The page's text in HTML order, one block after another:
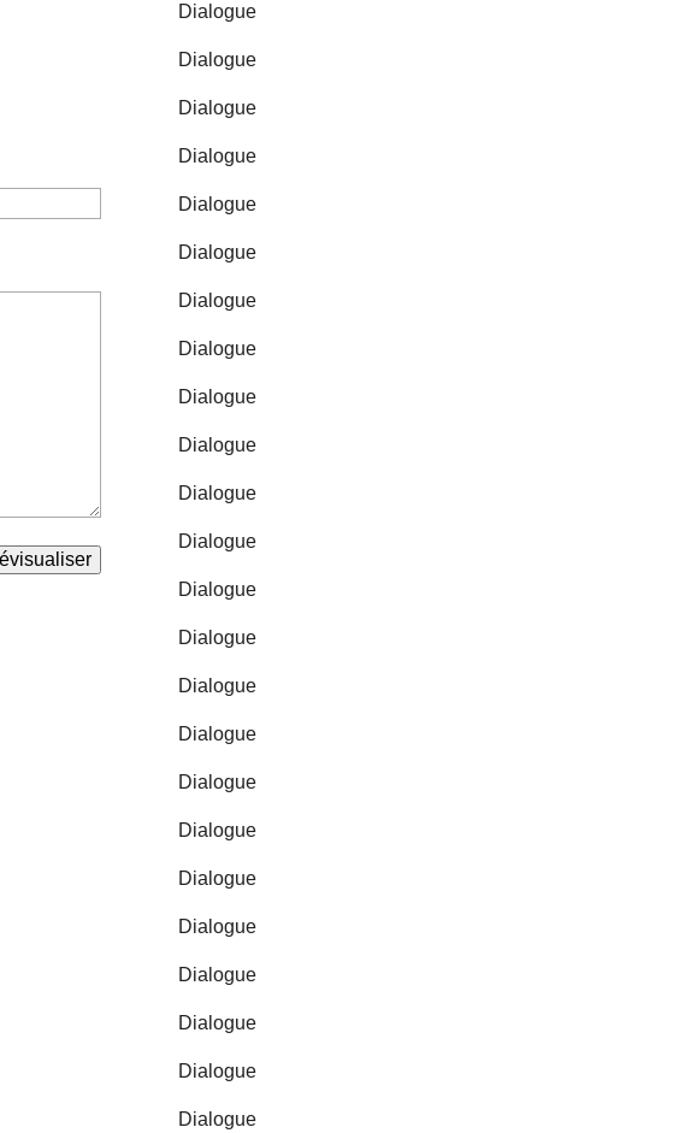
Dialogue
Dialogue
Dialogue
Dialogue
Dialogue
Dialogue
Dialogue
Dialogue
Dialogue
Dialogue
Dialogue
Dialogue
Dialogue
Dialogue
Dialogue
Dialogue
Dialogue
Dialogue
Dialogue
Dialogue
Dialogue
Dialogue
Dialogue
Dialogue